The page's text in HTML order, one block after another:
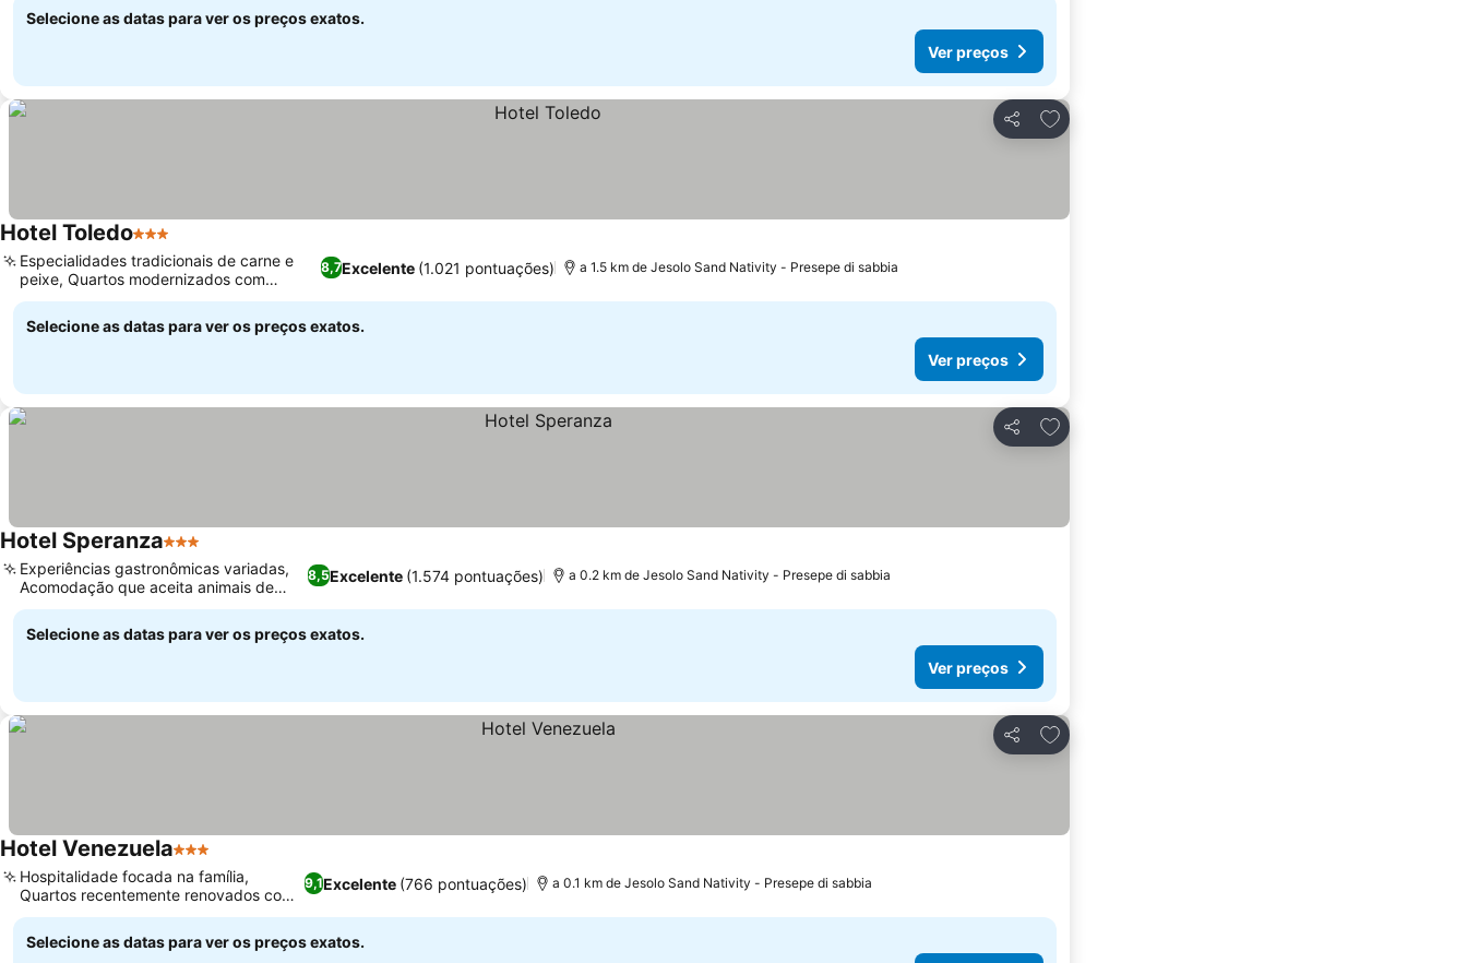
Selecione as datas para ver os preços exatos.
Ver preços
Partilhar
Adicionar aos favoritos
Hotel Toledo3 Estrelas
8,7Excelente (1.021 pontuações)
Especialidades tradicionais de carne e
peixe, Quartos modernizados com
estores elétricos
a 1.5 km de Jesolo Sand Nativity - Presepe di sabbia
Selecione as datas para ver os preços exatos.
Ver preços
Partilhar
Adicionar aos favoritos
Hotel Speranza3 Estrelas
8,5Excelente (1.574 pontuações)
Experiências gastronômicas variadas,
Acomodação que aceita animais de
estimação
a 0.2 km de Jesolo Sand Nativity - Presepe di sabbia
Selecione as datas para ver os preços exatos.
Ver preços
Partilhar
Adicionar aos favoritos
Hotel Venezuela3 Estrelas
9,1Excelente (766 pontuações)
Hospitalidade focada na família,
Quartos recentemente renovados com
varandas
a 0.1 km de Jesolo Sand Nativity - Presepe di sabbia
Selecione as datas para ver os preços exatos.